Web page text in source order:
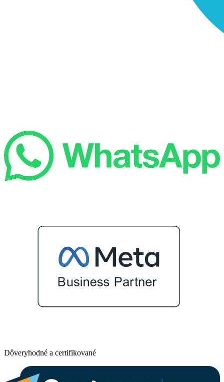
Dôveryhodné a certifikované